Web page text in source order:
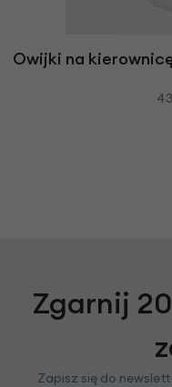
Owijki na
Zgarnij
Zapisz się do